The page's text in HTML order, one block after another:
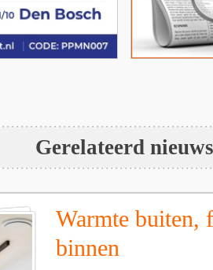
Gerelateerd nieuws
Warmte buiten,
binnen